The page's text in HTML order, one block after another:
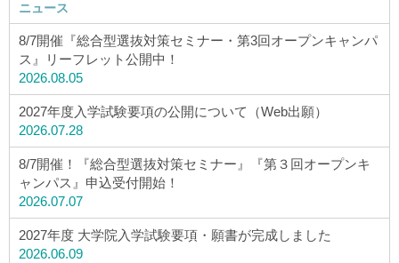
大学公式サイト
〒004-8631 北海道札幌市厚別区大谷地西2-3-1
Tel：011-891-2731（代表）
サイトマップ
© Copyright2026 Hokusei Gakuen University.
All rights reserved.
ニュース
8/7開催『総合型選抜対策セミナー・第3回オープンキャンパ
ス』リーフレット公開中！
2026.08.05
2027年度入学試験要項の公開について（Web出願）
2026.07.28
8/7開催！『総合型選抜対策セミナー』『第３回オープンキ
ャンパス』申込受付開始！
2026.07.07
2027年度 大学院入学試験要項・願書が完成しました
2026.06.09